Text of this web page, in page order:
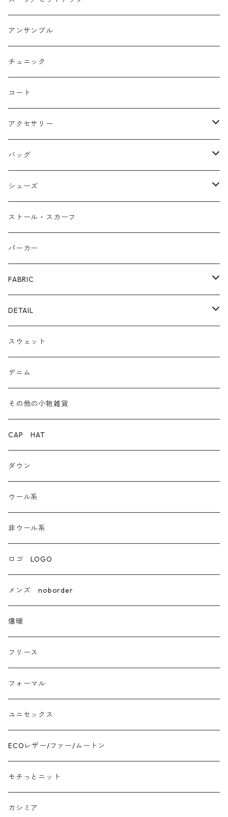
コクーン/バレル/カーブ
ストレート
チェック
リバーシブル
バルーン
サロペット オールインワン
アンサンブル
チュニック
コート
アクセサリー
ネックレス
バングル
ピアス/イヤリング
リング
バッグ
本革
布帛
カゴ
ファー
ECOレザー/ファー/ムートン
シューズ
サンダル/ミュール
スニーカー/カジュアルシューズ
パンプス/綺麗めシューズ
ブーツ
ストール・スカーフ
パーカー
FABRIC
裏毛スウェット
爆暖フリース裏起毛
ボア
デニム
ダウン
ダンガリー
ウール系
非ウール系
エコレザー合成皮革
カシミア
ラクーン フェレット フォックス
モヘア
モチッとニット
ツイード
ジャガード
接触冷感
プリント柄物
DETAIL
ロゴ
前後２WAY
スウェット
デニム
その他の小物雑貨
CAP HAT
ダウン
ウール系
非ウール系
ロゴ LOGO
メンズ noborder
爆暖
フリース
フォーマル
ユニセックス
ECOレザー/ファー/ムートン
モチっとニット
カシミア